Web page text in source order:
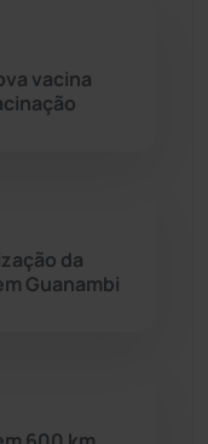
(50)
vacina
da
Guanambi